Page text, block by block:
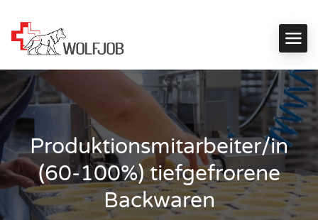
Produktionsmitarbeiter/in
(60-100%) tiefgefrorene
Backwaren